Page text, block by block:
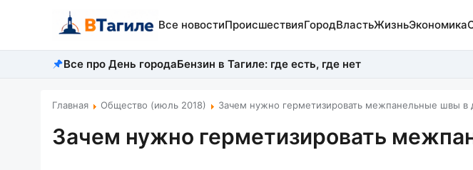
Все новостиПроисшествияГородВластьЖизньЭкономика
Все про День городаБензин в Тагиле: где есть, где нет
Главная Общество (июль 2018) Зачем нужно герметизировать межпанельные швы в
Зачем нужно герметизировать